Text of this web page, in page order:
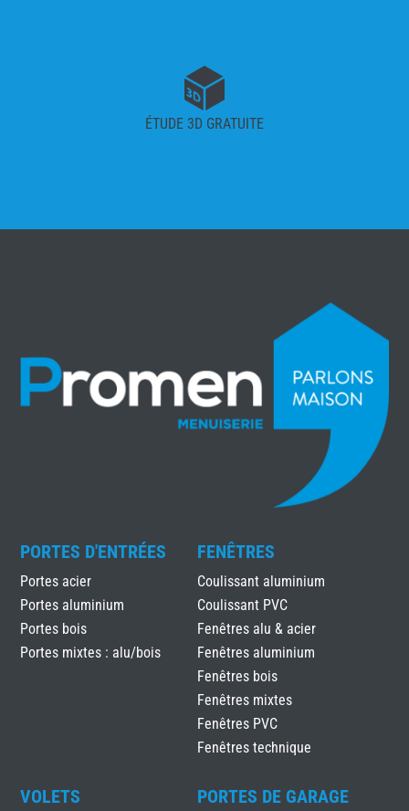
ÉTUDE 3D GRATUITE
PORTES D'ENTRÉES
Portes acier
Portes aluminium
Portes bois
Portes mixtes : alu/bois
FENÊTRES
Coulissant aluminium
Coulissant PVC
Fenêtres alu & acier
Fenêtres aluminium
Fenêtres bois
Fenêtres mixtes
Fenêtres PVC
Fenêtres technique
VOLETS PORTES DE GARAGE